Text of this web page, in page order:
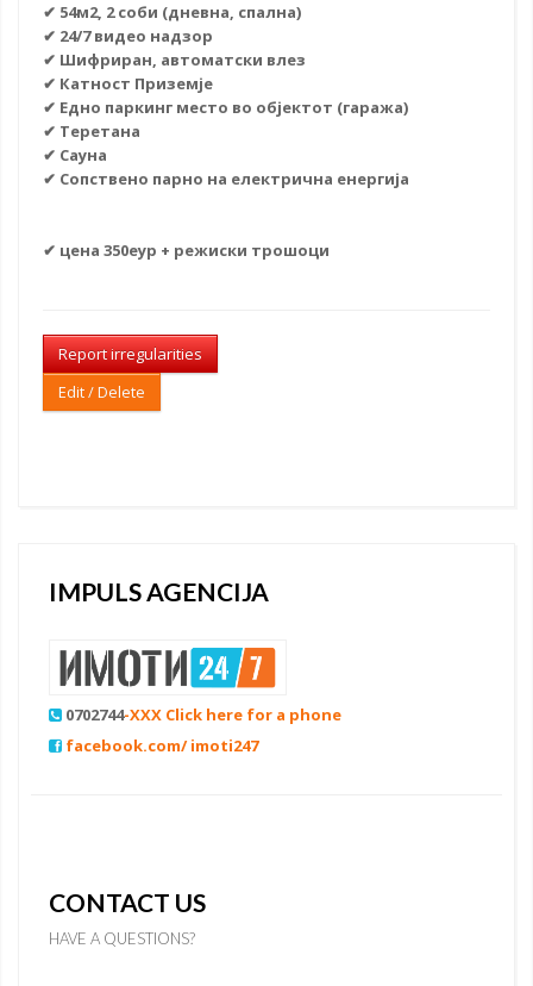
✔ 54м2, 2 соби (дневна, спална)
✔ 24/7 видео надзор
✔ Шифриран, автоматски влез
✔ Катност Приземје
✔ Едно паркинг место во објектот (гаража)
✔ Теретана
✔ Сауна
✔ Сопствено парно на електрична енергија
✔ цена 350еур + режиски трошоци
Report irregularities
Edit / Delete
IMPULS AGENCIJA
0702744-XXX Click here for a phone
facebook.com/ imoti247
CONTACT US
HAVE A QUESTIONS?